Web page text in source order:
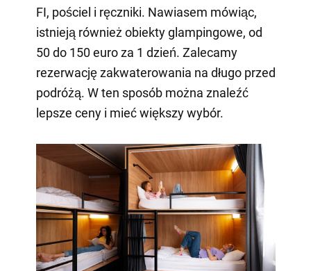
FI, pościel i ręczniki. Nawiasem mówiąc,
istnieją również obiekty glampingowe, od
50 do 150 euro za 1 dzień. Zalecamy
rezerwację zakwaterowania na długo przed
podróżą. W ten sposób można znaleźć
lepsze ceny i mieć większy wybór.